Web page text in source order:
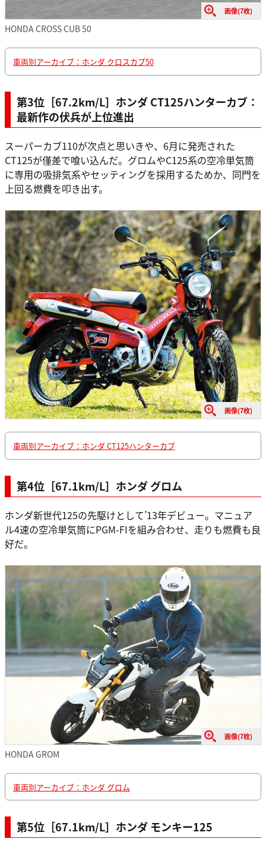
画像(7枚)
HONDA CROSS CUB 50
車両別アーカイブ：ホンダ クロスカブ50
第3位［67.2km/L］ホンダ CT125ハンターカブ：
最新作の伏兵が上位進出
スーパーカブ110が次点と思いきや、6月に発売された
CT125が僅差で喰い込んだ。グロムやC125系の空冷単気筒
に専用の吸排気系やセッティングを採用するためか、同門を
上回る燃費を叩き出す。
画像(7枚)
車両別アーカイブ：ホンダ CT125ハンターカブ
第4位［67.1km/L］ホンダ グロム
ホンダ新世代125の先駆けとして’13年デビュー。マニュア
ル4速の空冷単気筒にPGM-FIを組み合わせ、走りも燃費も良
好だ。
画像(7枚)
HONDA GROM
車両別アーカイブ：ホンダ グロム
第5位［67.1km/L］ホンダ モンキー125